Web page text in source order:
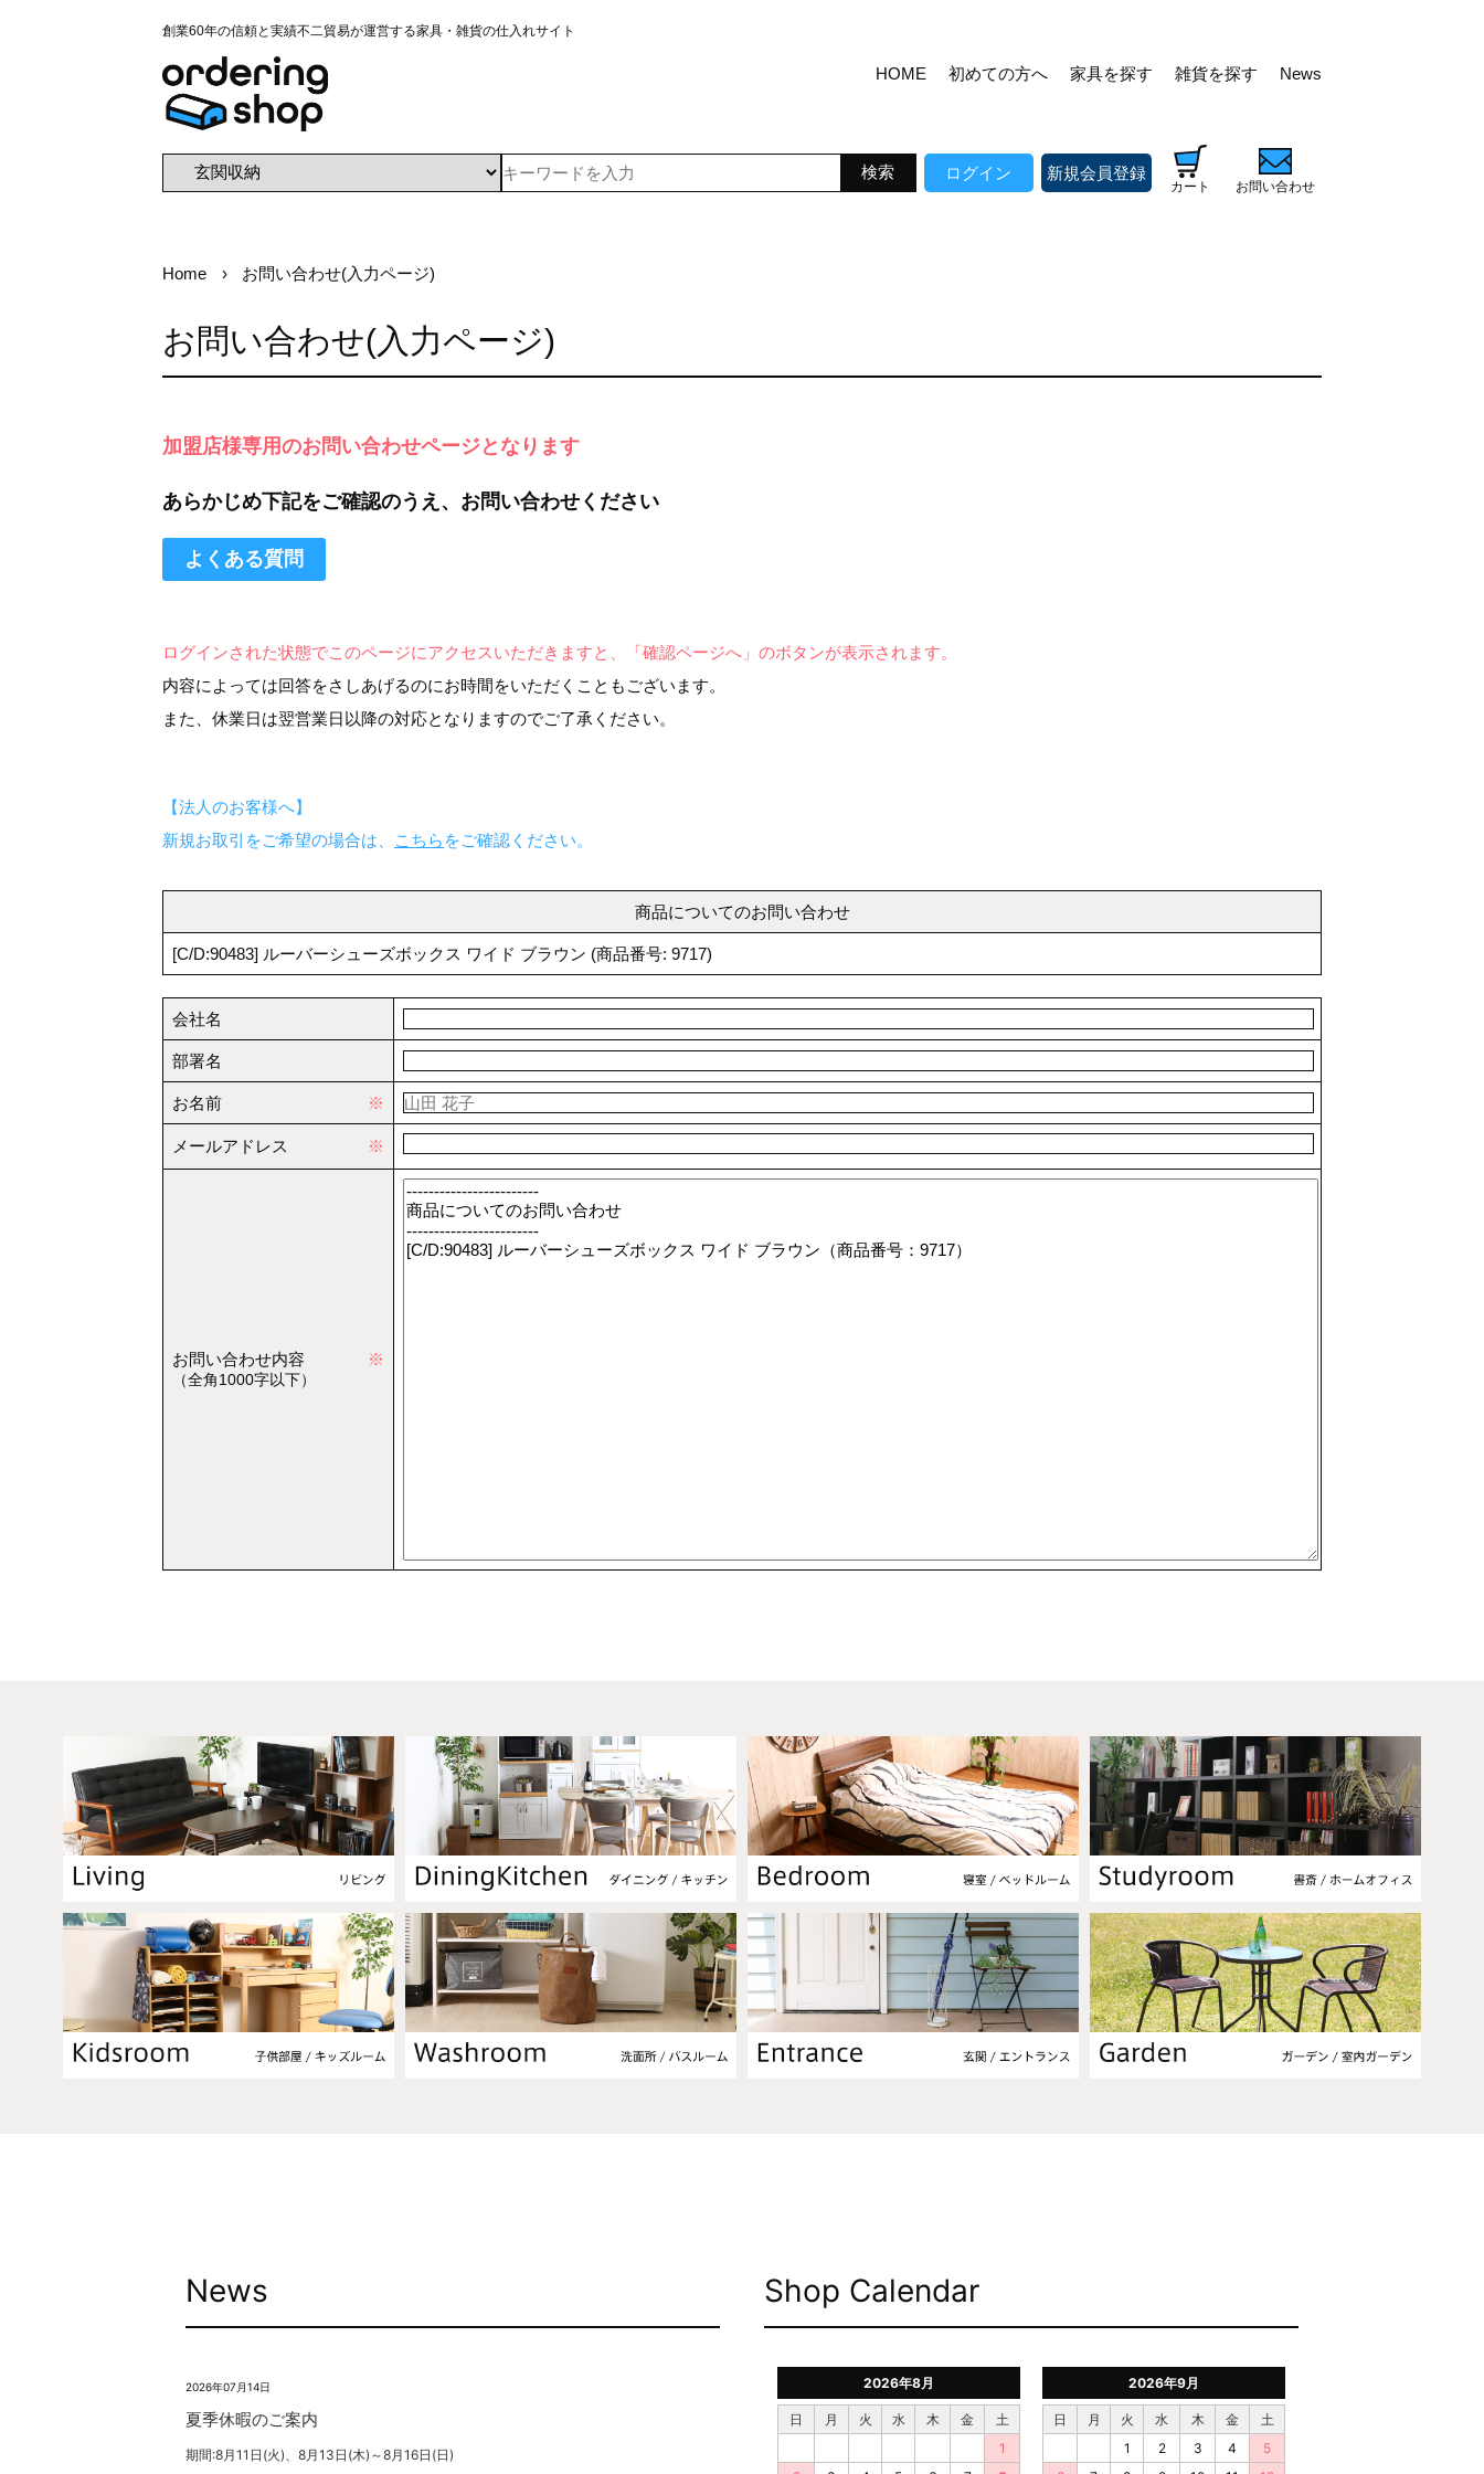
創業60年の信頼と実績不二貿易が運営する家具・雑貨の仕入れサイト
HOME 初めての方へ 家具を探す 雑貨を探す News
ログイン 新規会員登録
カート お問い合わせ
Home お問い合わせ(入力ページ)
お問い合わせ(入力ページ)
加盟店様専用のお問い合わせページとなります
あらかじめ下記をご確認のうえ、お問い合わせください
よくある質問
ログインされた状態でこのページにアクセスいただきますと、「確認ページへ」のボタンが表示されます。
内容によっては回答をさしあげるのにお時間をいただくこともございます。
また、休業日は翌営業日以降の対応となりますのでご了承ください。
【法人のお客様へ】
新規お取引をご希望の場合は、
こちら をご確認ください。
商品についてのお問い合わせ
[C/D:90483] ルーバーシューズボックス ワイド ブラウン (商品番号: 9717)
会社名
部署名
お名前 ※
メールアドレス ※
お問い合わせ内容 ※
（全角1000字以下）